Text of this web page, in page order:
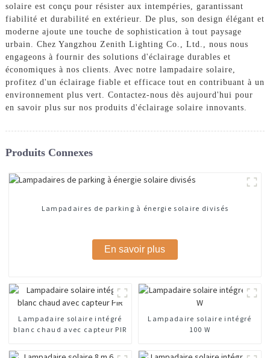
solaire est conçu pour résister aux intempéries, garantissant
fiabilité et durabilité en extérieur. De plus, son design élégant et
moderne ajoute une touche de sophistication à tout paysage
urbain. Chez Yangzhou Zenith Lighting Co., Ltd., nous nous
engageons à fournir des solutions d'éclairage durables et
économiques à nos clients. Avec notre lampadaire solaire,
profitez d'un éclairage fiable et efficace tout en contribuant à un
environnement plus vert. Contactez-nous dès aujourd'hui pour
en savoir plus sur nos produits d'éclairage solaire innovants.
Produits Connexes
Lampadaires de parking à énergie solaire divisés
En savoir plus
Lampadaire solaire intégré
blanc chaud avec capteur PIR
Lampadaire solaire intégré
100 W